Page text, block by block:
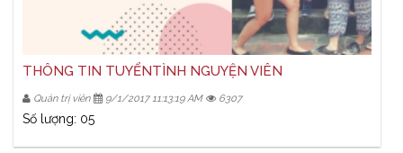
THÔNG TIN TUYỂNTÌNH NGUYỆN VIÊN
Quản trị viên 9/1/2017 11:13:19 AM 6307
Số lượng: 05